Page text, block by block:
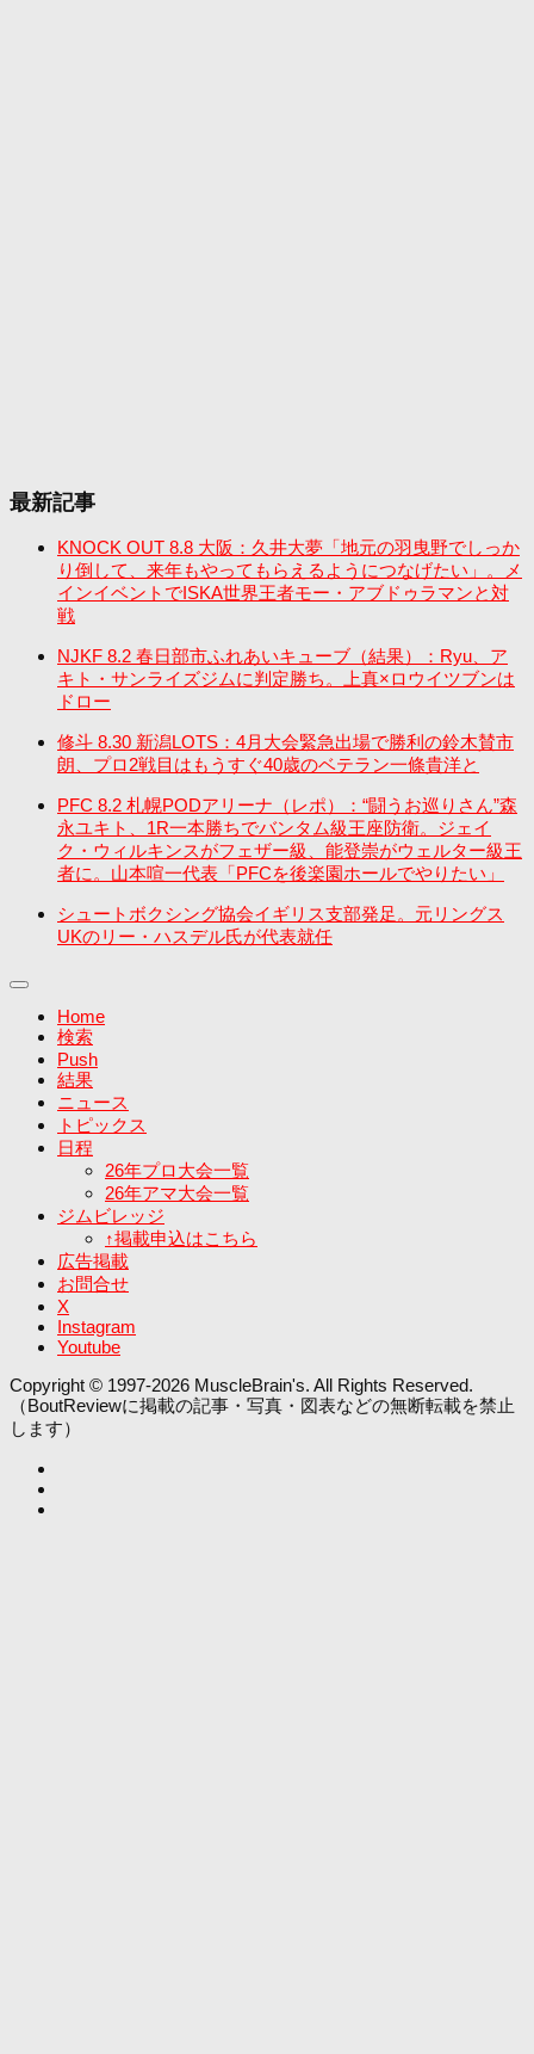
最新記事
KNOCK OUT 8.8 大阪：久井大夢「地元の羽曳野でしっか
り倒して、来年もやってもらえるようにつなげたい」。メ
インイベントでISKA世界王者モー・アブドゥラマンと対
戦
NJKF 8.2 春日部市ふれあいキューブ（結果）：Ryu、ア
キト・サンライズジムに判定勝ち。上真×ロウイツブンは
ドロー
修斗 8.30 新潟LOTS：4月大会緊急出場で勝利の鈴木賛市
朗、プロ2戦目はもうすぐ40歳のベテラン一條貴洋と
PFC 8.2 札幌PODアリーナ（レポ）：“闘うお巡りさん”森
永ユキト、1R一本勝ちでバンタム級王座防衛。ジェイ
ク・ウィルキンスがフェザー級、能登崇がウェルター級王
者に。山本喧一代表「PFCを後楽園ホールでやりたい」
シュートボクシング協会イギリス支部発足。元リングス
UKのリー・ハスデル氏が代表就任
Home
検索
Push
結果
ニュース
トピックス
日程
26年プロ大会一覧
26年アマ大会一覧
ジムビレッジ
↑掲載申込はこちら
広告掲載
お問合せ
X
Instagram
Youtube
Copyright © 1997-2026 MuscleBrain's. All Rights Reserved.
（BoutReviewに掲載の記事・写真・図表などの無断転載を禁止
します）